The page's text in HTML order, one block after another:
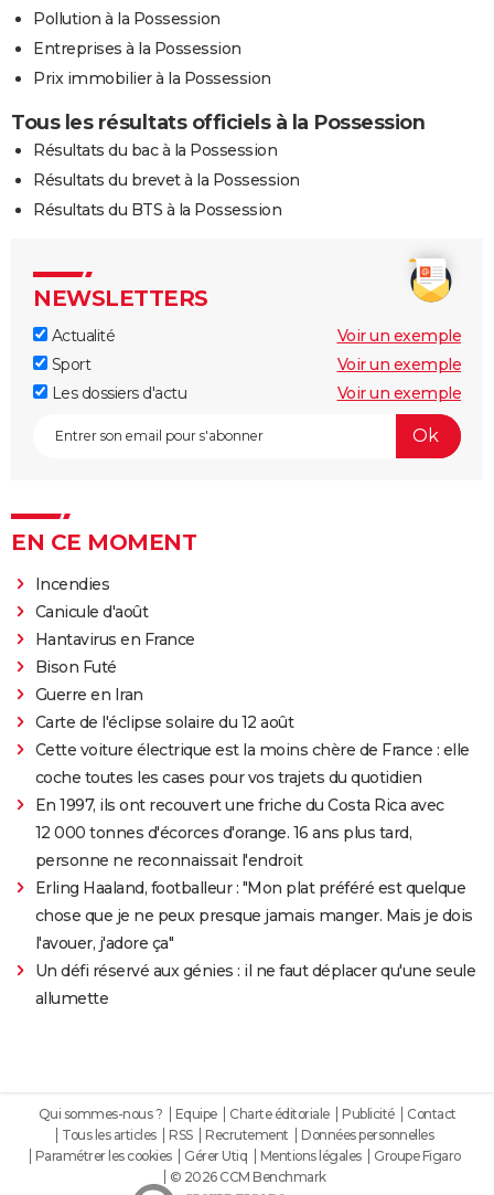
Pollution à la Possession
Entreprises à la Possession
Prix immobilier à la Possession
Tous les résultats officiels à la Possession
Résultats du bac à la Possession
Résultats du brevet à la Possession
Résultats du BTS à la Possession
NEWSLETTERS
Actualité
Voir un exemple
Sport
Voir un exemple
Les dossiers d'actu
Voir un exemple
EN CE MOMENT
Incendies
Canicule d'août
Hantavirus en France
Bison Futé
Guerre en Iran
Carte de l'éclipse solaire du 12 août
Cette voiture électrique est la moins chère de France : elle
coche toutes les cases pour vos trajets du quotidien
En 1997, ils ont recouvert une friche du Costa Rica avec
12 000 tonnes d'écorces d'orange. 16 ans plus tard,
personne ne reconnaissait l'endroit
Erling Haaland, footballeur : "Mon plat préféré est quelque
chose que je ne peux presque jamais manger. Mais je dois
l'avouer, j'adore ça"
Un défi réservé aux génies : il ne faut déplacer qu'une seule
allumette
Qui sommes-nous ? Equipe Charte éditoriale Publicité
Contact
Tous les articles
RSS Recrutement
Données personnelles
Paramétrer les cookies
Gérer Utiq Mentions légales
Groupe Figaro
© 2026 CCM Benchmark